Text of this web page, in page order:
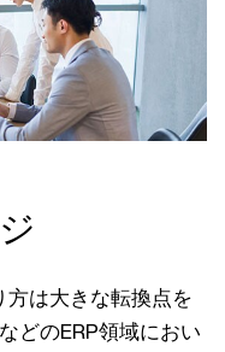
は大きな転換点を
どのERP領域におい